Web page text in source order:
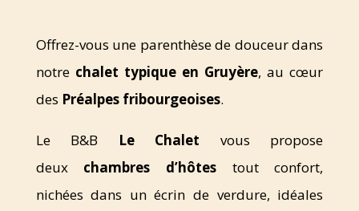
Offrez-vous une parenthèse de douceur dans
notre chalet typique en Gruyère, au cœur
des Préalpes fribourgeoises.
Le B&B Le Chalet vous propose
deux chambres d’hôtes tout confort,
nichées dans un écrin de verdure, idéales